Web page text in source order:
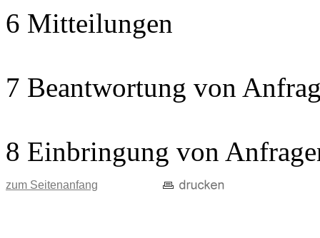
6 Mitteilungen
7 Beantwortung von
8 Einbringung von
zum Seitenanfang